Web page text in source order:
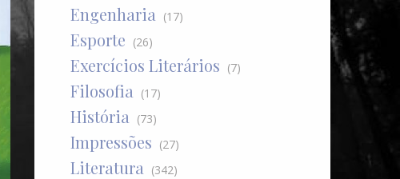
Engenharia (17)
Esporte (26)
Exercícios Literários (7)
Filosofia (17)
História (73)
Impressões (27)
Literatura (342)